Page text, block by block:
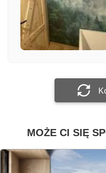
Załącz zdjęcie
MOŻE CI SIĘ